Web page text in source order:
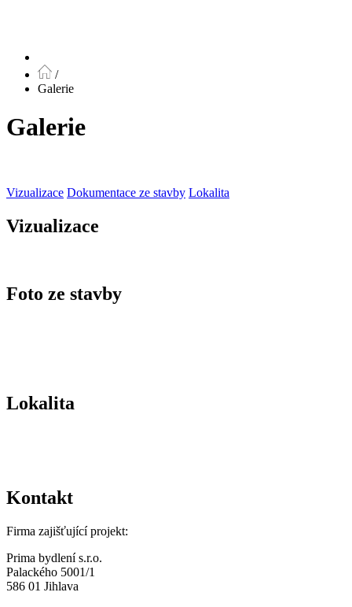
/
Galerie
Galerie
Vizualizace Dokumentace ze stavby Lokalita
Vizualizace
Foto ze stavby
Lokalita
Kontakt
Firma zajišťující projekt:
Prima bydlení s.r.o.
Palackého 5001/1
586 01 Jihlava